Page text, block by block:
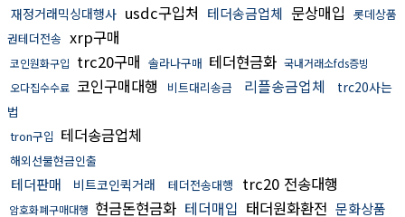
재정거래믹싱대행사 usdc구입처 테더송금업체 문상매입 롯데상품
권테더전송 xrp구매
코인원화구입 trc20구매 솔라나구매 테더현금화 국내거래소fds증빙
오다집수수료 코인구매대행 비트대리송금 리플송금업체
trc20사는
법
tron구입 테더송금업체
해외선물현금인출
테더판매 비트코인퀵거래 테더전송대행 trc20 전송대행
암호화폐구매대행 현금돈현금화 테더매입 태더원화환전 문화상품